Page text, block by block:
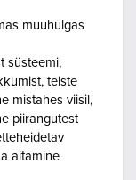
muuhulgas
süsteemi,
teiste
mistahes viisil,
piirangutest
aitamine